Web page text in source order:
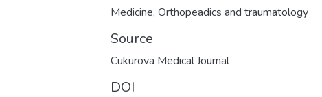
Medicine, Orthopeadics and traumatology
Source
Cukurova Medical Journal
DOI